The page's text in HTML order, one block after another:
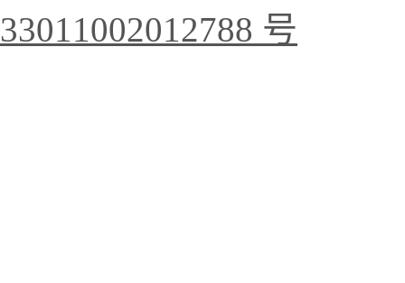
33011002012788 号